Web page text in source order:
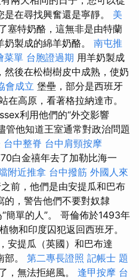
在尋找興奮還是寧靜。 美
塞特奶酪，這無非是由特蘭
製成的綿羊奶酪。 南屯推
菜單 台胞證過期 用羊奶製成
後在松樹樹皮中成熟，使奶
會成立 堡壘，部分是西班牙
高原，看著格拉納達市。
利用他們的“外交影響
管他知道王室通常對政治問題
台中整脊 台中肩頸按摩
白金禧年去了加勒比海一
附近推拿 台中撥筋 外國人來
前，他們是由安提瓜和巴布
的，警告他們不要對奴隸
簡單的人”。 哥倫佈於1493年
物和印度囚犯返回西班牙。
安提瓜（英國）和巴布達
部。 第二專長證照 記帳士 題
，無法拒絕風。 逢甲按摩 台